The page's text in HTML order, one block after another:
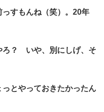
っすもんね（笑）。20年
ろ？ いや、別にしげ、そ
っとやっておきたかったん